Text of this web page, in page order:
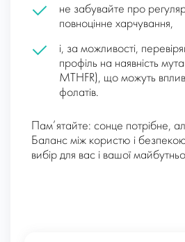
не забувайте про
повноцінне харчування,
і, за можливості,
профіль на наявність
MTHFR), що можуть
фолатів.
Пам’ятайте: сонце потрібне,
Баланс між користю і
вибір для вас і вашої